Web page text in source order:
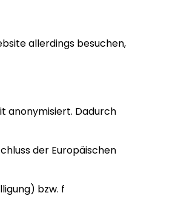
allerdings besuchen,
anonymisiert. Dadurch
der Europäischen
bzw. f